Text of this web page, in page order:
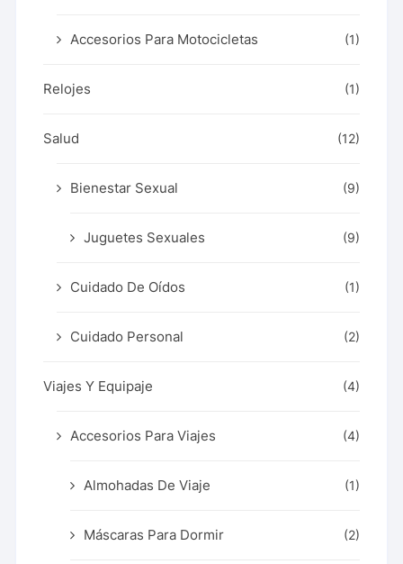
Accesorios Para Motocicletas (1)
Relojes (1)
Salud (12)
Bienestar Sexual (9)
Juguetes Sexuales (9)
Cuidado De Oídos (1)
Cuidado Personal (2)
Viajes Y Equipaje (4)
Accesorios Para Viajes (4)
Almohadas De Viaje (1)
Máscaras Para Dormir (2)